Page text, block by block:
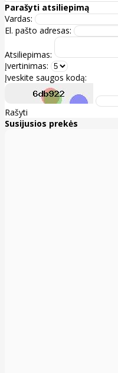
Parašyti atsiliepimą
Vardas:
El. pašto adresas:
Atsiliepimas:
Įvertinimas:
Įveskite saugos kodą:
Rašyti
Susijusios prekės